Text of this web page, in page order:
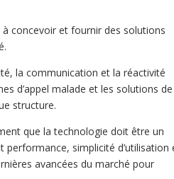
à concevoir et fournir des solutions
la communication et la réactivité
d’appel malade et les solutions de
structure.
que la technologie doit être un
performance, simplicité d’utilisation
avancées du marché pour